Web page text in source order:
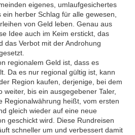
eigenes, umlaufgesichertes
herber Schlag für alle gewesen,
von Geld leben. Genau aus
Idee auch im Keim erstickt, das
das Verbot mit der Androhung
regionalem Geld ist, dass es
Da es nur regional gültig ist, kann
Region kaufen, derjenige, bei dem
weiter, bis ein ausgegebener Taler,
Regionalwährung heißt, vom ersten
gleich wieder auf eine neue
geschickt wird. Diese Rundreisen
schneller um und verbessert damit